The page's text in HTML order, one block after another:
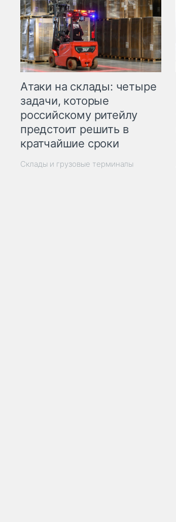
Атаки на склады: четыре
задачи, которые
российскому ритейлу
предстоит решить в
кратчайшие сроки
Склады и грузовые терминалы